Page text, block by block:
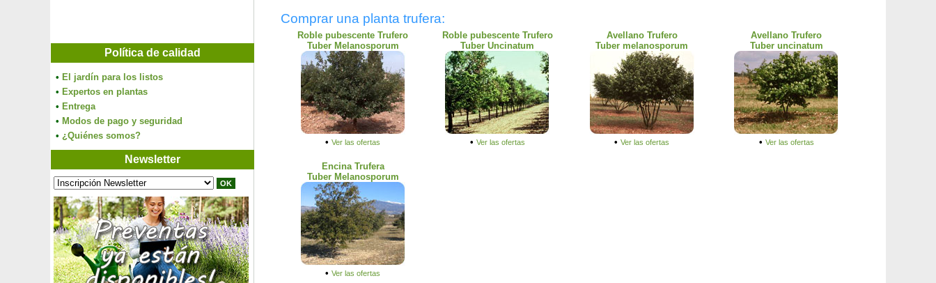
Política de calidad
• El jardín para los listos
• Expertos en plantas
• Entrega
• Modos de pago y seguridad
• ¿Quiénes somos?
Newsletter
Comprar una planta trufera:
Roble pubescente Trufero
Tuber Melanosporum
• Ver las ofertas
Roble pubescente Trufero
Tuber Uncinatum
• Ver las ofertas
Avellano Trufero
Tuber melanosporum
• Ver las ofertas
Avellano Trufero
Tuber uncinatum
• Ver las ofertas
Encina Trufera
Tuber Melanosporum
• Ver las ofertas